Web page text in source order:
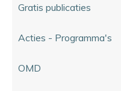
Gratis publicaties
Acties - Programma's
OMD